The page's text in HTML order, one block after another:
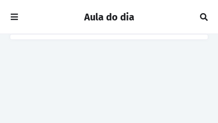
Aula do dia